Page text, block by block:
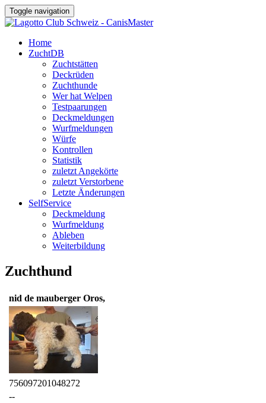
Toggle navigation
Home
ZuchtDB
Zuchtstätten
Deckrüden
Zuchthunde
Wer hat Welpen
Testpaarungen
Deckmeldungen
Wurfmeldungen
Würfe
Kontrollen
Statistik
zuletzt Angekörte
zuletzt Verstorbene
Letzte Änderungen
SelfService
Deckmeldung
Wurfmeldung
Ableben
Weiterbildung
Zuchthund
nid de mauberger Oros,
756097201048272
--